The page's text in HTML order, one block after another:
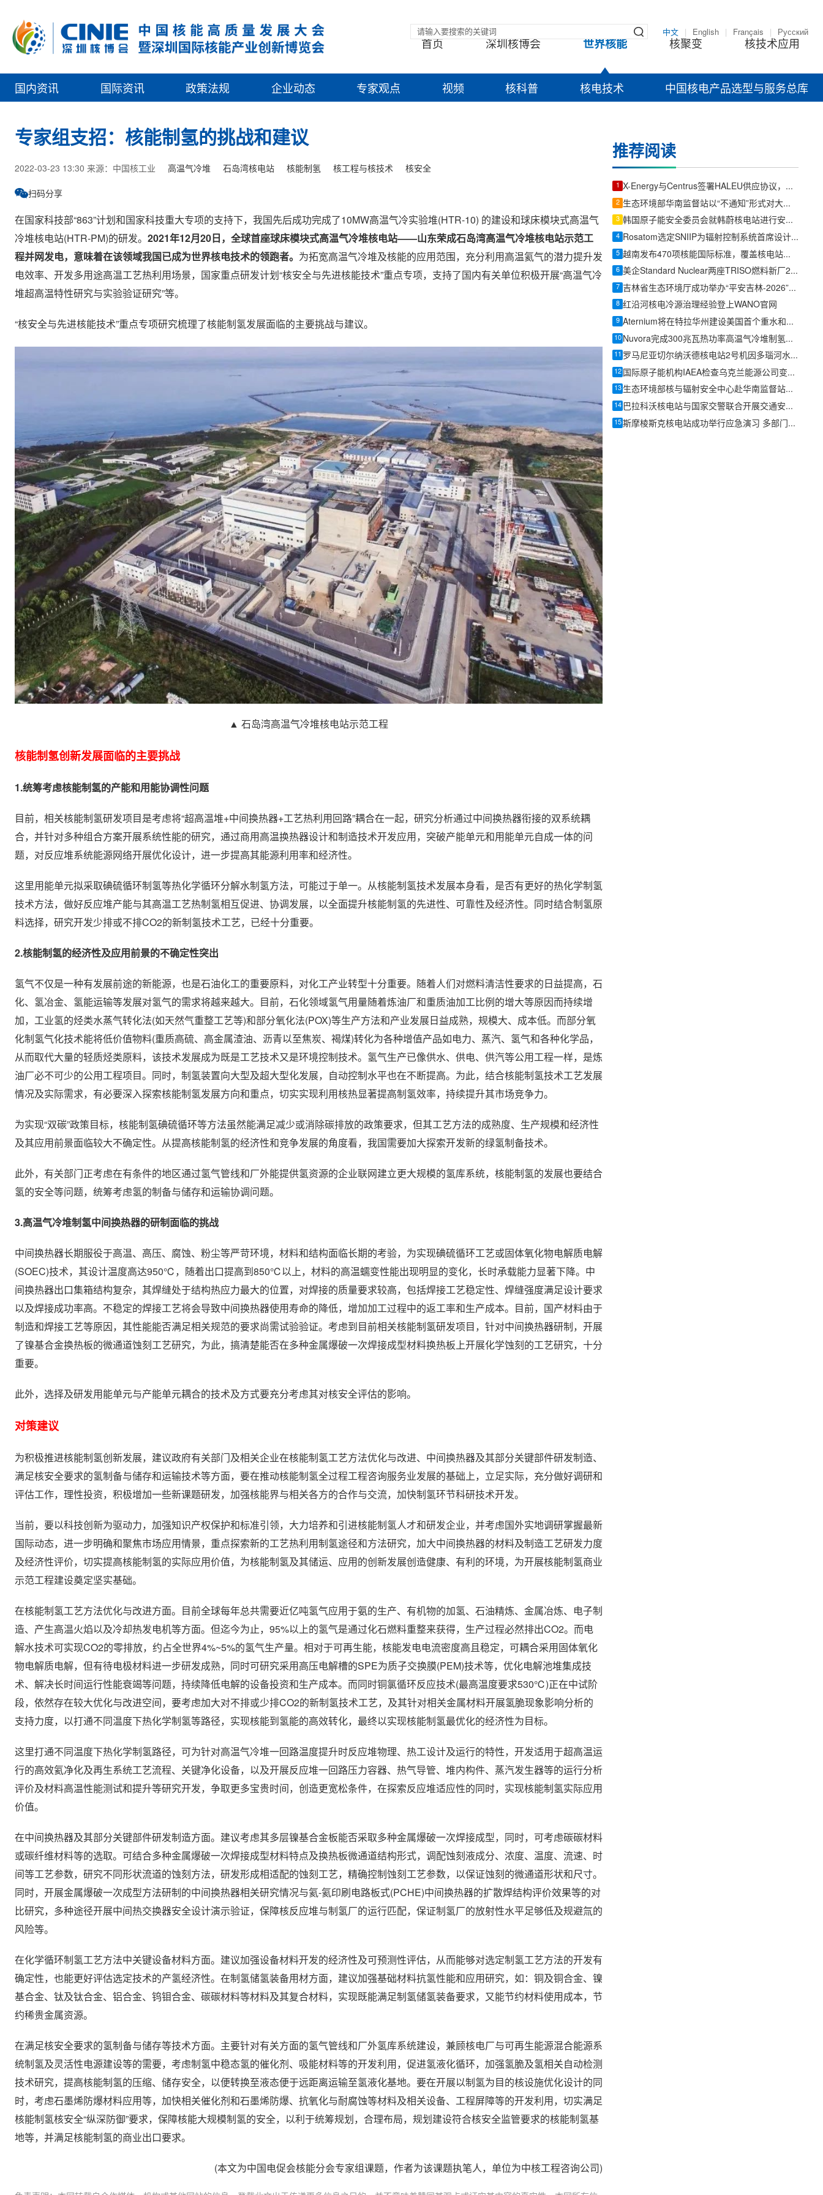
中文 English Français Русский
首页 深圳核博会 世界核能 核聚变 核技术应用
国内资讯 国际资讯 政策法规 企业动态 专家观点 视频 核科普 核电技术 中国核电产品选型与服务总库
专家组支招：核能制氢的挑战和建议
2022-03-23 13:30 来源：中国核工业 高温气冷堆 石岛湾核电站 核能制氢 核工程与核技术 核安全
扫码分享
在国家科技部“863”计划和国家科技重大专项的支持下，我国先后成功完成了10MW高温气冷实验堆(HTR-10) 的建设和球床模块式高温气
冷堆核电站(HTR-PM)的研发。 2021年12月20日，全球首座球床模块式高温气冷堆核电站——山东荣成石岛湾高温气冷堆核电站示范工
程并网发电，意味着在该领域我国已成为世界核电技术的领跑者。 为拓宽高温气冷堆及核能的应用范围，充分利用高温氦气的潜力提升发
电效率、开发多用途高温工艺热利用场景，国家重点研发计划“核安全与先进核能技术”重点专项，支持了国内有关单位积极开展“高温气冷
堆超高温特性研究与实验验证研究”等。
“核安全与先进核能技术”重点专项研究梳理了核能制氢发展面临的主要挑战与建议。
▲ 石岛湾高温气冷堆核电站示范工程
核能制氢创新发展面临的主要挑战
1.统筹考虑核能制氢的产能和用能协调性问题
目前，相关核能制氢研发项目是考虑将“超高温堆+中间换热器+工艺热利用回路”耦合在一起，研究分析通过中间换热器衔接的双系统耦
合，并针对多种组合方案开展系统性能的研究，通过商用高温换热器设计和制造技术开发应用，突破产能单元和用能单元自成一体的问
题，对反应堆系统能源网络开展优化设计，进一步提高其能源利用率和经济性。
这里用能单元拟采取碘硫循环制氢等热化学循环分解水制氢方法，可能过于单一。从核能制氢技术发展本身看，是否有更好的热化学制氢
技术方法，做好反应堆产能与其高温工艺热制氢相互促进、协调发展，以全面提升核能制氢的先进性、可靠性及经济性。同时结合制氢原
料选择，研究开发少排或不排CO2的新制氢技术工艺，已经十分重要。
2.核能制氢的经济性及应用前景的不确定性突出
氢气不仅是一种有发展前途的新能源，也是石油化工的重要原料，对化工产业转型十分重要。随着人们对燃料清洁性要求的日益提高，石
化、氢冶金、氢能运输等发展对氢气的需求将越来越大。目前，石化领域氢气用量随着炼油厂和重质油加工比例的增大等原因而持续增
加，工业氢的烃类水蒸气转化法(如天然气重整工艺等)和部分氧化法(POX)等生产方法和产业发展日益成熟，规模大、成本低。而部分氧
化制氢气化技术能将低价值物料(重质高硫、高金属渣油、沥青以至焦炭、褐煤)转化为各种增值产品如电力、蒸汽、氢气和各种化学品，
从而取代大量的轻质烃类原料，该技术发展成为既是工艺技术又是环境控制技术。氢气生产已像供水、供电、供汽等公用工程一样，是炼
油厂必不可少的公用工程项目。同时，制氢装置向大型及超大型化发展，自动控制水平也在不断提高。为此，结合核能制氢技术工艺发展
情况及实际需求，有必要深入探索核能制氢发展方向和重点，切实实现利用核热显著提高制氢效率，持续提升其市场竞争力。
为实现“双碳”政策目标，核能制氢碘硫循环等方法虽然能满足减少或消除碳排放的政策要求，但其工艺方法的成熟度、生产规模和经济性
及其应用前景面临较大不确定性。从提高核能制氢的经济性和竞争发展的角度看，我国需要加大探索开发新的绿氢制备技术。
此外，有关部门正考虑在有条件的地区通过氢气管线和厂外能提供氢资源的企业联网建立更大规模的氢库系统，核能制氢的发展也要结合
氢的安全等问题，统筹考虑氢的制备与储存和运输协调问题。
3.高温气冷堆制氢中间换热器的研制面临的挑战
中间换热器长期服役于高温、高压、腐蚀、粉尘等严苛环境，材料和结构面临长期的考验，为实现碘硫循环工艺或固体氧化物电解质电解
(SOEC)技术，其设计温度高达950℃，随着出口提高到850℃以上，材料的高温蠕变性能出现明显的变化，长时承载能力显著下降。中
间换热器出口集箱结构复杂，其焊缝处于结构热应力最大的位置，对焊接的质量要求较高，包括焊接工艺稳定性、焊缝强度满足设计要求
以及焊接成功率高。不稳定的焊接工艺将会导致中间换热器使用寿命的降低，增加加工过程中的返工率和生产成本。目前，国产材料由于
制造和焊接工艺等原因，其性能能否满足相关规范的要求尚需试验验证。考虑到目前相关核能制氢研发项目，针对中间换热器研制，开展
了镍基合金换热板的微通道蚀刻工艺研究，为此，搞清楚能否在多种金属爆破一次焊接成型材料换热板上开展化学蚀刻的工艺研究，十分
重要。
此外，选择及研发用能单元与产能单元耦合的技术及方式要充分考虑其对核安全评估的影响。
对策建议
为积极推进核能制氢创新发展，建议政府有关部门及相关企业在核能制氢工艺方法优化与改进、中间换热器及其部分关键部件研发制造、
满足核安全要求的氢制备与储存和运输技术等方面，要在推动核能制氢全过程工程咨询服务业发展的基础上，立足实际，充分做好调研和
评估工作，理性投资，积极增加一些新课题研发，加强核能界与相关各方的合作与交流，加快制氢环节科研技术开发。
当前，要以科技创新为驱动力，加强知识产权保护和标准引领，大力培养和引进核能制氢人才和研发企业，并考虑国外实地调研掌握最新
国际动态，进一步明确和聚焦市场应用情景，重点探索新的工艺热利用制氢途径和方法研究，加大中间换热器的材料及制造工艺研发力度
及经济性评价，切实提高核能制氢的实际应用价值，为核能制氢及其储运、应用的创新发展创造健康、有利的环境，为开展核能制氢商业
示范工程建设奠定坚实基础。
在核能制氢工艺方法优化与改进方面。目前全球每年总共需要近亿吨氢气应用于氨的生产、有机物的加氢、石油精炼、金属冶炼、电子制
造、产生高温火焰以及冷却热发电机等方面。但迄今为止，95%以上的氢气是通过化石燃料重整来获得，生产过程必然排出CO2。而电
解水技术可实现CO2的零排放，约占全世界4%~5%的氢气生产量。相对于可再生能，核能发电电流密度高且稳定，可耦合采用固体氧化
物电解质电解，但有待电极材料进一步研发成熟，同时可研究采用高压电解槽的SPE为质子交换膜(PEM)技术等，优化电解池堆集成技
术、解决长时间运行性能衰竭等问题，持续降低电解的设备投资和生产成本。而同时铜氯循环反应技术(最高温度要求530℃)正在中试阶
段，依然存在较大优化与改进空间，要考虑加大对不排或少排CO2的新制氢技术工艺，及其针对相关金属材料开展氢脆现象影响分析的
支持力度，以打通不同温度下热化学制氢等路径，实现核能到氢能的高效转化，最终以实现核能制氢最优化的经济性为目标。
这里打通不同温度下热化学制氢路径，可为针对高温气冷堆一回路温度提升时反应堆物理、热工设计及运行的特性，开发适用于超高温运
行的高效氦净化及再生系统工艺流程、关键净化设备，以及开展反应堆一回路压力容器、热气导管、堆内构件、蒸汽发生器等的运行分析
评价及材料高温性能测试和提升等研究开发，争取更多宝贵时间，创造更宽松条件，在探索反应堆适应性的同时，实现核能制氢实际应用
价值。
在中间换热器及其部分关键部件研发制造方面。建议考虑其多层镍基合金板能否采取多种金属爆破一次焊接成型，同时，可考虑碳碳材料
或碳纤维材料等的选取。可结合多种金属爆破一次焊接成型材料特点及换热板微通道结构形式，调配蚀刻液成分、浓度、温度、流速、时
间等工艺参数，研究不同形状流道的蚀刻方法，研发形成相适配的蚀刻工艺，精确控制蚀刻工艺参数，以保证蚀刻的微通道形状和尺寸。
同时，开展金属爆破一次成型方法研制的中间换热器相关研究情况与氦-氦印刷电路板式(PCHE)中间换热器的扩散焊结构评价效果等的对
比研究，多种途径开展中间热交换器安全设计演示验证，保障核反应堆与制氢厂的运行匹配，保证制氢厂的放射性水平足够低及规避氚的
风险等。
在化学循环制氢工艺方法中关键设备材料方面。建议加强设备材料开发的经济性及可预测性评估，从而能够对选定制氢工艺方法的开发有
确定性，也能更好评估选定技术的产氢经济性。在制氢储氢装备用材方面，建议加强基础材料抗氢性能和应用研究，如：铜及铜合金、镍
基合金、钛及钛合金、铝合金、钨钼合金、碳碳材料等材料及其复合材料，实现既能满足制氢储氢装备要求，又能节约材料使用成本，节
约稀贵金属资源。
在满足核安全要求的氢制备与储存等技术方面。主要针对有关方面的氢气管线和厂外氢库系统建设，兼顾核电厂与可再生能源混合能源系
统制氢及灵活性电源建设等的需要，考虑制氢中稳态氢的催化剂、吸能材料等的开发利用，促进氢液化循环，加强氢脆及氢相关自动检测
技术研究，提高核能制氢的压缩、储存安全，以便转换至液态便于远距离运输至氢液化基地。要在开展以制氢为目的核设施优化设计的同
时，考虑石墨烯防爆材料应用等，加快相关催化剂和石墨烯防爆、抗氧化与耐腐蚀等材料及相关设备、工程屏障等的开发利用，切实满足
核能制氢核安全“纵深防御”要求，保障核能大规模制氢的安全，以利于统筹规划，合理布局，规划建设符合核安全监管要求的核能制氢基
地等，并满足核能制氢的商业出口要求。
(本文为中国电促会核能分会专家组课题，作者为该课题执笔人，单位为中核工程咨询公司)
推荐阅读
1 X-Energy与Centrus签署HALEU供应协议，美国先进核燃料供应链提速
2 生态环境部华南监督站以“不通知”形式对大亚湾核电基地开展防台防汛专项检查
3 韩国原子能安全委员会就韩蔚核电站进行安全检查
4 Rosatom选定SNIIP为辐射控制系统首席设计机构，统管核设施放射仪表标准化与进口替代保障
5 越南发布470项核能国际标准，覆盖核电站、研究堆、SMR及辐射防护全链条
6 美企Standard Nuclear两座TRISO燃料新厂2026年内投产，美国独立产能再扩容
7 吉林省生态环境厅成功举办“平安吉林-2026”辐射事故综合应急演习
8 红沿河核电冷源治理经验登上WANO官网
9 Aternium将在特拉华州建设美国首个重水和高纯氢生产设施
10 Nuvora完成300兆瓦热功率高温气冷堆制氢预可行性研究独立审查
11 罗马尼亚切尔纳沃德核电站2号机因多瑙河水位持续下降仅能再运行约5天
12 国际原子能机构IAEA检查乌克兰能源公司变电站
13 生态环境部核与辐射安全中心赴华南监督站开展专题调研
14 巴拉科沃核电站与国家交警联合开展交通安全专项检查
15 斯摩棱斯克核电站成功举行应急演习 多部门协同检验响应能力